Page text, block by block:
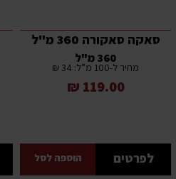
סאקה סאקורה 360 מ"ל
360 מ"ל
מחיר ל-100 מ”ל: 34 ₪
119.00 ₪
לפרטים הוספה לסל